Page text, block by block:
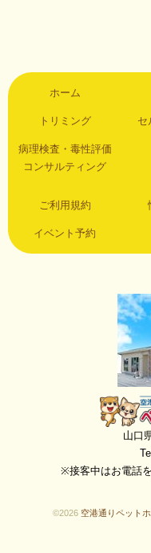
ホーム
トリミング セ
病理検査・毒性評価
コンサルティング
ご利用規約
イベント予約
空港通り
山口
※接客中はお電話
©2026 空港通りペット